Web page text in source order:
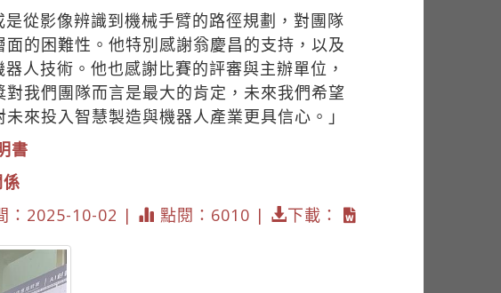
從影像辨識到機械手臂的路徑規劃，對團隊
的困難性。他特別感謝翁慶昌的支持，以及
人技術。他也感謝比賽的評審與主辦單位，
我們團隊而言是最大的肯定，未來我們希望
來投入智慧製造與機器人產業更具信心。」
書
：2025-10-02 | 點閱：6010 | 下載：